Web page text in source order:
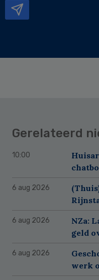
Gerelateerd
10:00
6 aug 2026
6 aug 2026
NZa:
geld
6 aug 2026
werk